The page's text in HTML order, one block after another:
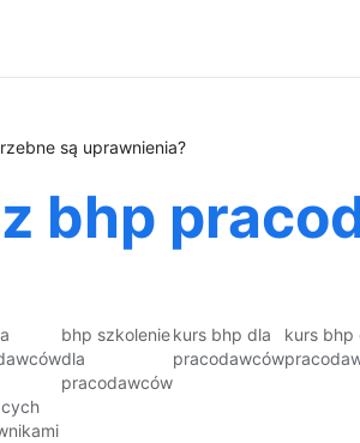
są uprawnienia?
bhp
bhp szkolenie
dla
pracodawców
kurs bhp dla
pracodawców
kurs bhp